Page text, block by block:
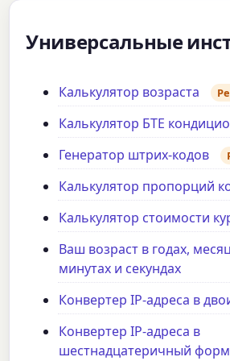
Универсальные
Калькулятор возраста
Калькулятор БТЕ
Генератор штрих-кодов
Калькулятор пропорций
Калькулятор стоимости
Ваш возраст в годах,
минутах и секундах
Конвертер IP-адреса в
Конвертер IP-адреса в
шестнадцатеричный